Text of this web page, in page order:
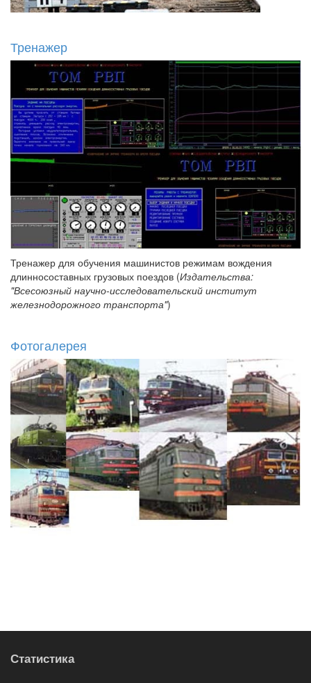
Тренажер
Тренажер для обучения машинистов режимам вождения
длинносоставных грузовых поездов (Издательства:
"Всесоюзный научно-исследовательский институт
железнодорожного транспорта")
Фотогалерея
Статистика